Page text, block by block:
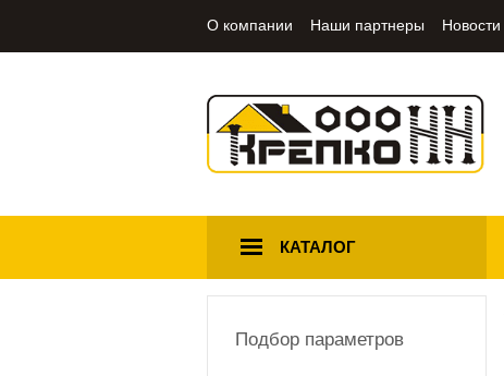
О компании Наши партнеры Новости
КАТАЛОГ
Подбор параметров